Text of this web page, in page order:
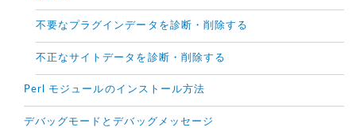
不要なプラグインデータを診断・削除する
不正なサイトデータを診断・削除する
Perl モジュールのインストール方法
デバッグモードとデバッグメッセージ